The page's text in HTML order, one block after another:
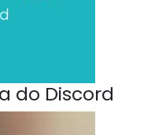
do Discord